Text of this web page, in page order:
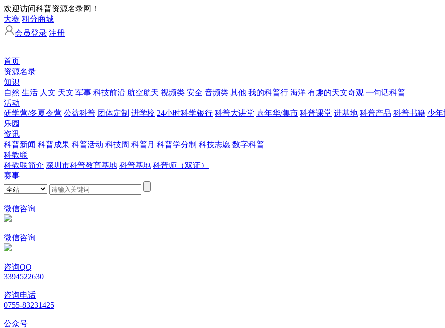
欢迎访问科普资源名录网！
大赛 积分商城
会员登录 注册
首页
资源名录
知识
自然 生活 人文 天文 军事 科技前沿 航空航天 视频类 安全 音频类 其他 我的科普行 海洋 有趣的天文奇观 一句话科普
活动
研学营/冬夏令营 公益科普 团体定制 进学校 24小时科学银行 科普大讲堂 嘉年华/集市 科普课堂 进基地 科普产品 科普书籍 少年
乐园
资讯
科普新闻 科普成果 科普活动 科技周 科普月 科普学分制 科技志愿 数字科普
科教联
科教联简介 深圳市科普教育基地 科普基地 科普师（双证）
赛事
微信咨询
微信咨询
咨询QQ
3394522630
咨询电话
0755-83231425
公众号